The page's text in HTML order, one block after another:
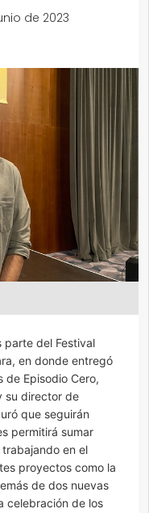
de 2023
parte del Festival
en donde entregó
de Episodio Cero,
su director de
que seguirán
permitirá sumar
en el
proyectos como la
de dos nuevas
celebración de los